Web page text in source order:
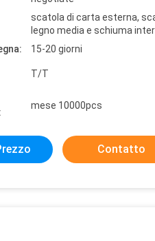
scatola di carta esterna,
legno media e schiuma
15-20 giorni
T/T
mese 10000pcs
Contatto